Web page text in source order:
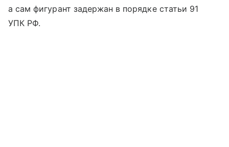
а сам фигурант задержан в порядке статьи 91
УПК РФ.